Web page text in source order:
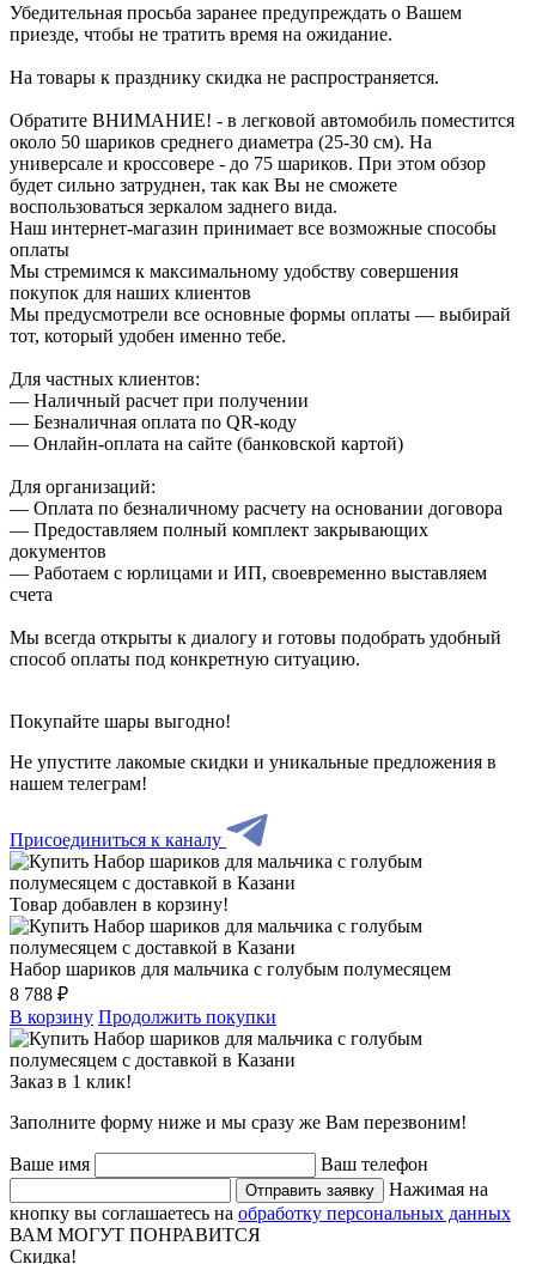
Убедительная просьба заранее предупреждать о Вашем
приезде, чтобы не тратить время на ожидание.
На товары к празднику скидка не распространяется.
Обратите ВНИМАНИЕ! - в легковой автомобиль поместится
около 50 шариков среднего диаметра (25-30 см). На
универсале и кроссовере - до 75 шариков. При этом обзор
будет сильно затруднен, так как Вы не сможете
воспользоваться зеркалом заднего вида.
Наш интернет-магазин принимает все возможные способы
оплаты
Мы стремимся к максимальному удобству совершения
покупок для наших клиентов
Мы предусмотрели все основные формы оплаты — выбирай
тот, который удобен именно тебе.
Для частных клиентов:
— Наличный расчет при получении
— Безналичная оплата по QR-коду
— Онлайн-оплата на сайте (банковской картой)
Для организаций:
— Оплата по безналичному расчету на основании договора
— Предоставляем полный комплект закрывающих
документов
— Работаем с юрлицами и ИП, своевременно выставляем
счета
Мы всегда открыты к диалогу и готовы подобрать удобный
способ оплаты под конкретную ситуацию.
Покупайте шары выгодно!
Не упустите лакомые скидки и уникальные предложения в
нашем телеграм!
Присоединиться к каналу
Товар добавлен в корзину!
Набор шариков для мальчика с голубым полумесяцем
8 788 ₽
В корзину Продолжить покупки
Заказ в 1 клик!
Заполните форму ниже и мы сразу же Вам перезвоним!
Ваше имя Ваш телефон
Отправить заявку
Нажимая на
кнопку вы соглашаетесь на обработку персональных данных
ВАМ МОГУТ ПОНРАВИТСЯ
Скидка!